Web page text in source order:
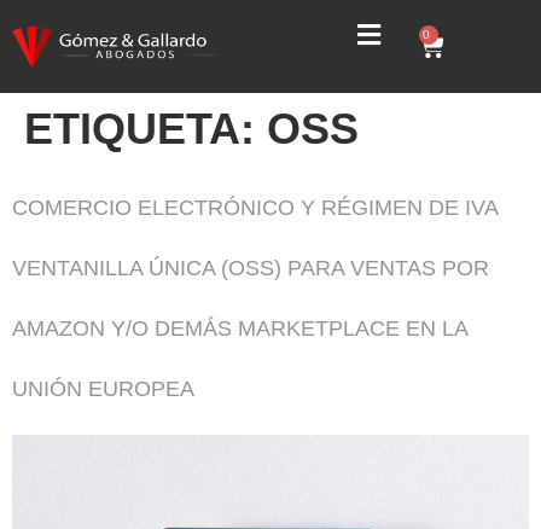
0
ETIQUETA: OSS
COMERCIO ELECTRÓNICO Y RÉGIMEN DE IVA
VENTANILLA ÚNICA (OSS) PARA VENTAS POR
AMAZON Y/O DEMÁS MARKETPLACE EN LA
UNIÓN EUROPEA